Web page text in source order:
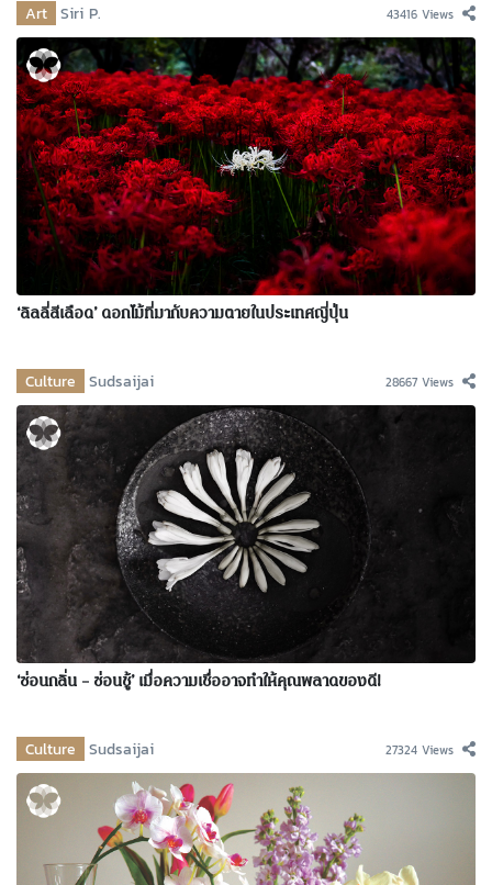
Art Siri P. 43416 Views
‘ลิลลี่สีเลือด’ ดอกไม้ที่มากับความตายในประเทศญี่ปุ่น
Culture Sudsaijai 28667 Views
‘ซ่อนกลิ่น – ซ่อนชู้’ เมื่อความเชื่ออาจทำให้คุณพลาดของดี!
Culture Sudsaijai 27324 Views